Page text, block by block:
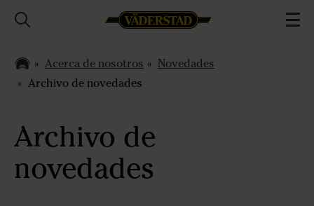
Acerca de nosotros
Novedades
Archivo de novedades
Archivo de
novedades